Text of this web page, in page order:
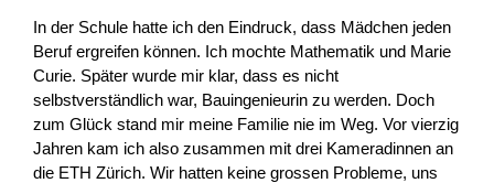
In der Schule hatte ich den Eindruck, dass Mädchen jeden
Beruf ergreifen können. Ich mochte Mathematik und Marie
Curie. Später wurde mir klar, dass es nicht
selbstverständlich war, Bauingenieurin zu werden. Doch
zum Glück stand mir meine Familie nie im Weg. Vor vierzig
Jahren kam ich also zusammen mit drei Kameradinnen an
die ETH Zürich. Wir hatten keine grossen Probleme, uns